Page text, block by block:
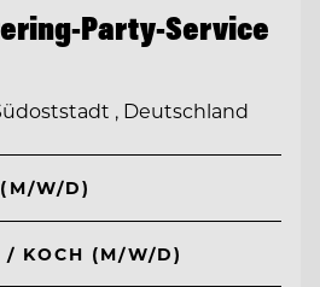
Party-Service
, Deutschland
W/D)
/ KOCH (M/W/D)